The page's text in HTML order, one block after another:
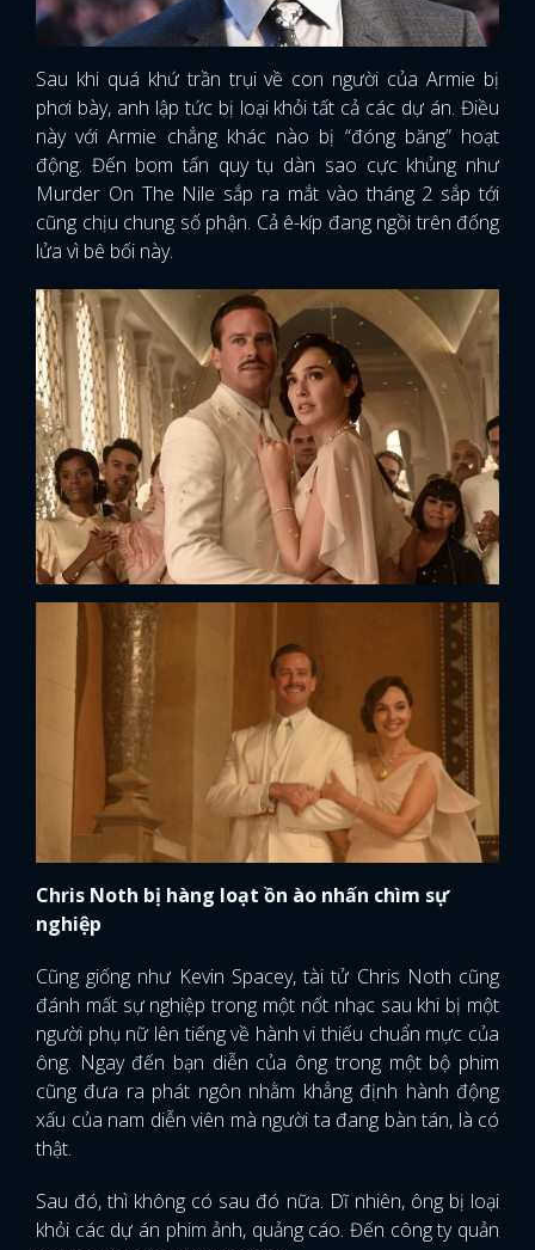
Sau khi quá khứ trần trụi về con người của Armie bị
phơi bày, anh lập tức bị loại khỏi tất cả các dự án. Điều
này với Armie chẳng khác nào bị “đóng băng” hoạt
động. Đến bom tấn quy tụ dàn sao cực khủng như
Murder On The Nile sắp ra mắt vào tháng 2 sắp tới
cũng chịu chung số phận. Cả ê-kíp đang ngồi trên đống
lửa vì bê bối này.
Chris Noth bị hàng loạt ồn ào nhấn chìm sự
nghiệp
Cũng giống như Kevin Spacey, tài tử Chris Noth cũng
đánh mất sự nghiệp trong một nốt nhạc sau khi bị một
người phụ nữ lên tiếng về hành vi thiếu chuẩn mực của
ông. Ngay đến bạn diễn của ông trong một bộ phim
cũng đưa ra phát ngôn nhằm khẳng định hành động
xấu của nam diễn viên mà người ta đang bàn tán, là có
thật.
Sau đó, thì không có sau đó nữa. Dĩ nhiên, ông bị loại
khỏi các dự án phim ảnh, quảng cáo. Đến công ty quản